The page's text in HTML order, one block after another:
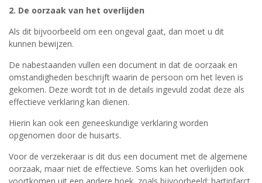
2. De oorzaak van het overlijden
Als dit bijvoorbeeld om een ongeval gaat, dan moet u dit
kunnen bewijzen.
De nabestaanden vullen een document in dat de oorzaak en
omstandigheden beschrijft waarin de persoon om het leven is
gekomen. Deze wordt tot in de details ingevuld zodat deze als
effectieve verklaring kan dienen.
Hierin kan ook een geneeskundige verklaring worden
opgenomen door de huisarts.
Voor de verzekeraar is dit dus een document met de algemene
oorzaak, maar niet de effectieve. Soms kan het overlijden ook